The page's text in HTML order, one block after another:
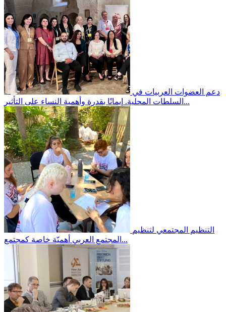
السلطات المحلية. إيمانًا بقدرة وأهمية النساء على التأثير...
التنظيم المجتمعي لتنظيم
المجتمع العربي أهميّة خاصة كمجتمع...